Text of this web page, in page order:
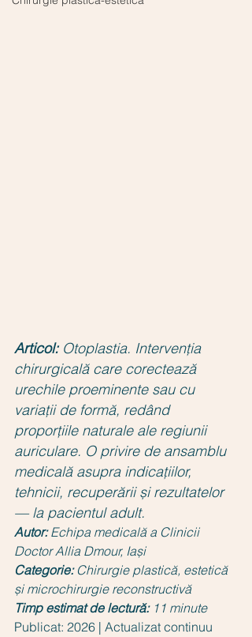
Articol: Otoplastia. Intervenția
chirurgicală care corectează
urechile proeminente sau cu
variații de formă, redând
proporțiile naturale ale regiunii
auriculare. O privire de ansamblu
medicală asupra indicațiilor,
tehnicii, recuperării și rezultatelor
— la pacientul adult.
Autor: Echipa medicală a Clinicii
Doctor Allia Dmour, Iași
Categorie: Chirurgie plastică, estetică
și microchirurgie reconstructivă
Timp estimat de lectură: 11 minute
Publicat: 2026 | Actualizat continuu